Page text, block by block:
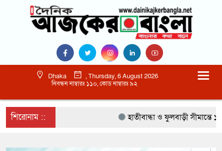
Dhaka
, Thursday, 6 August 2026
নিবন্ধন নাম্বারঃ ১১০, কোড নাম্বারঃ ৯২
শিরোনাম :: হাতীবান্ধা ও ফুলবাড়ী সীমান্তে ১৫